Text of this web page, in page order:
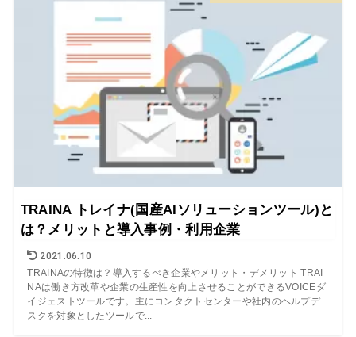
TRAINA トレイナ(国産AIソリューションツール)と
は？メリットと導入事例・利用企業
2021.06.10
TRAINAの特徴は？導入するべき企業やメリット・デメリット TRAI
NAは働き方改革や企業の生産性を向上させることができるVOICEダ
イジェストツールです。主にコンタクトセンターや社内のヘルプデ
スクを対象としたツールで...